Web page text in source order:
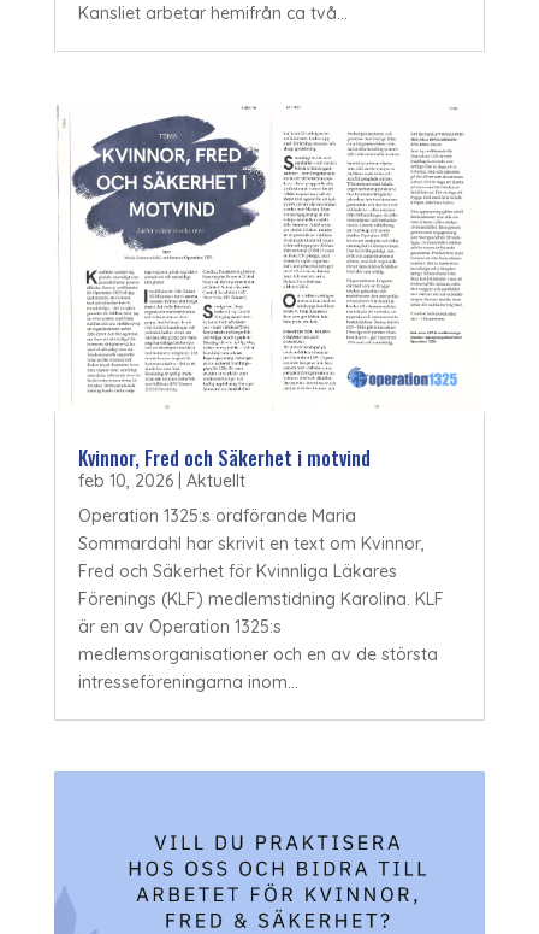
Kansliet arbetar hemifrån ca två...
Kvinnor, Fred och Säkerhet i motvind
feb 10, 2026| Aktuellt
Operation 1325:s ordförande Maria
Sommardahl har skrivit en text om Kvinnor,
Fred och Säkerhet för Kvinnliga Läkares
Förenings (KLF) medlemstidning Karolina. KLF
är en av Operation 1325:s
medlemsorganisationer och en av de största
intresseföreningarna inom...